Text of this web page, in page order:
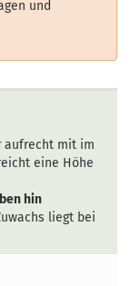
und
aufrecht mit im
eine Höhe
hin
liegt bei